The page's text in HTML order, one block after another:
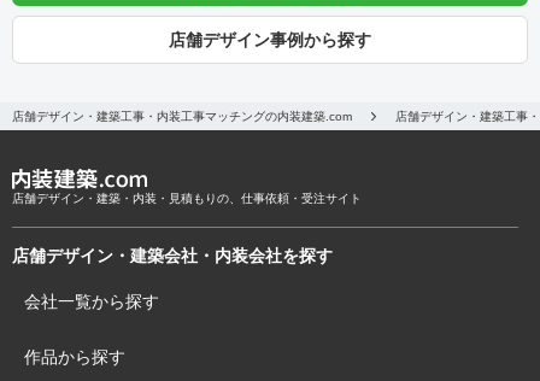
店舗デザイン事例から探す
店舗デザイン・建築工事・内装工事マッチングの内装建築.com 店舗デザイン・建築工事
店舗デザイン・建築・内装・見積もりの、仕事依頼・受注サイト
店舗デザイン・建築会社・内装会社を探す
会社一覧から探す
作品から探す